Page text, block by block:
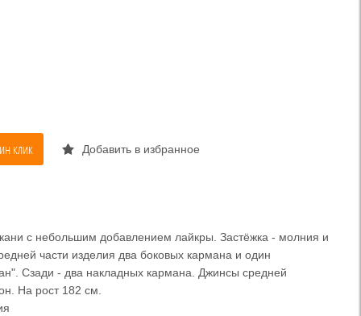
клик Добавить в избранное
с небольшим добавлением лайкры. Застёжка - молния и
части изделия два боковых кармана и один
Сзади - два накладных кармана. Джинсы средней
На рост 182 см.